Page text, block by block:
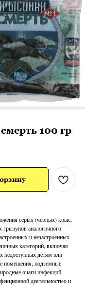
100 гр
серых (черных) крыс,
аналогичного
и незастроенных
категорий, включая
недоступных детям или
помещения, подземные
очаги инфекций,
деятельностью и